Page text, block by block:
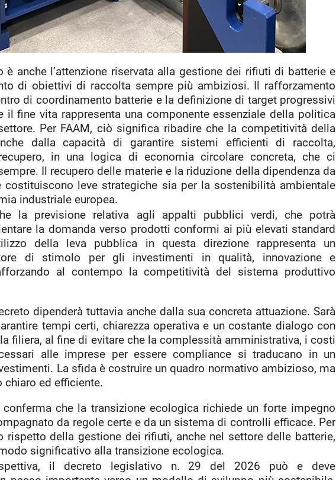
è anche l’attenzione riservata alla gestione dei rifiuti di batterie e
di obiettivi di raccolta sempre più ambiziosi. Il rafforzamento
di coordinamento batterie e la definizione di target progressivi
il fine vita rappresenta una componente essenziale della politica
Per FAAM, ciò significa ribadire che la competitività della
dalla capacità di garantire sistemi efficienti di raccolta,
in una logica di economia circolare concreta, che ci
Il recupero delle materie e la riduzione della dipendenza da
costituiscono leve strategiche sia per la sostenibilità ambientale
industriale europea.
la previsione relativa agli appalti pubblici verdi, che potrà
la domanda verso prodotti conformi ai più elevati standard
della leva pubblica in questa direzione rappresenta un
di stimolo per gli investimenti in qualità, innovazione e
al contempo la competitività del sistema produttivo
dipenderà tuttavia anche dalla sua concreta attuazione. Sarà
tempi certi, chiarezza operativa e un costante dialogo con
filiera, al fine di evitare che la complessità amministrativa, i costi
alle imprese per essere compliance si traducano in un
La sfida è costruire un quadro normativo ambizioso, ma
chiaro ed efficiente.
conferma che la transizione ecologica richiede un forte impegno
da regole certe e da un sistema di controlli efficace. Per
rispetto della gestione dei rifiuti, anche nel settore delle batterie,
significativo alla transizione ecologica.
il decreto legislativo n. 29 del 2026 può e deve